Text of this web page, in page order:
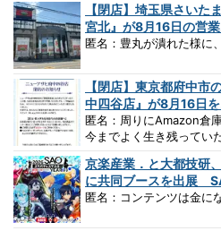
【閉店】埼玉県さいた
宮北』が8月16日の営
匿名：豊丸が潰れた様に
【閉店】東京都府中市
中四谷店』が8月16日
匿名：周りにAmazon倉
今までよく生き残ってい
京楽産業．と大都技研
に共同ブースを出展
匿名：コンテンツは金に